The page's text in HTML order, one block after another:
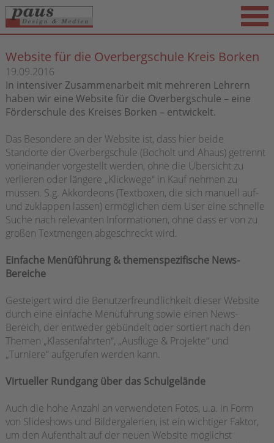
Website für die Overbergschule Kreis Borken
19.09.2016
In intensiver Zusammenarbeit mit mehreren Lehrern
haben wir eine Website für die Overbergschule – eine
Förderschule des Kreises Borken – entwickelt.
Das Besondere an der Website ist, dass hier beide
Standorte der Overbergschule (Bocholt und Ahaus) getrennt
voneinander vorgestellt werden, ohne die Übersicht zu
verlieren oder längere „Klickwege“ in Kauf nehmen zu
müssen. S.g. Akkordeons (Textboxen, die sich manuell auf-
und zuklappen lassen) ermöglichen dem User eine schnelle
Suche nach relevanten Informationen, ohne dass er von zu
großen Textmengen abgeschreckt wird.
Einfache Menüführung & themenspezifische News-
Bereiche
Gesteigert wird die Benutzerfreundlichkeit dieser Website
durch eine einfache Menüführung sowie einen News-
Bereich, der entweder gebündelt oder sortiert nach den
Themen „Klassenfahrten“, „Ausflüge & Projekte“ und
„Turniere“ aufgerufen werden kann.
Virtueller Rundgang über das Schulgelände
Auch die hohe Anzahl an verwendeten Fotos, u.a. in Form
von Slideshows und Bildergalerien, ist ein wichtiger Faktor,
um den Aufenthalt auf der neuen Website möglichst